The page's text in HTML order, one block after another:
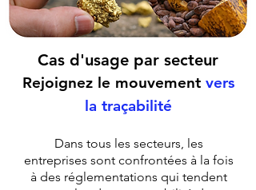
Cas d'usage par secteur
Rejoignez le mouvement vers
la traçabilité
Dans tous les secteurs, les
entreprises sont confrontées à la fois
à des réglementations qui tendent